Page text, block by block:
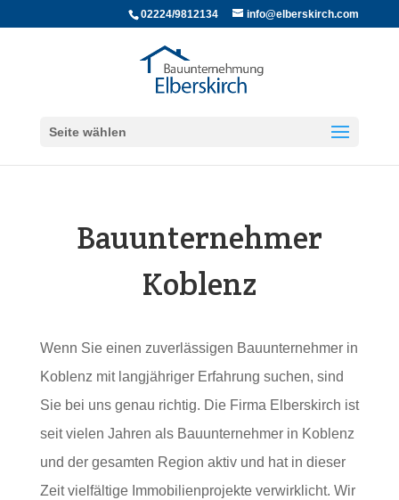
02224/9812134 info@elberskirch.com
Seite wählen
Bauunternehmer
Koblenz
Wenn Sie einen zuverlässigen Bauunternehmer in
Koblenz mit langjähriger Erfahrung suchen, sind
Sie bei uns genau richtig. Die Firma Elberskirch ist
seit vielen Jahren als Bauunternehmer in Koblenz
und der gesamten Region aktiv und hat in dieser
Zeit vielfältige Immobilienprojekte verwirklicht. Wir